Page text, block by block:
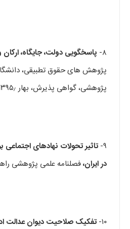
۸- پاسخگویی دولت، جایگاه،
پژوهش های حقوق تطبیقی،
پژوهشی، گواهی پذیرش، بهار ۱۳۹۵٫
۹- تاثیر تحولات نهادهای اجتماعی
در ایران،فصلنامه علمی پژوهشی
۱۰- تفکیک صلاحیت دیوان عدالت